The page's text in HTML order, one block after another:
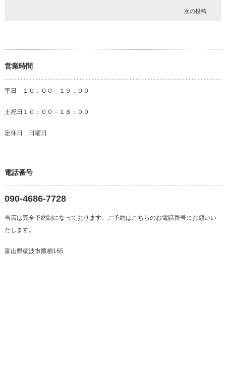
次の投稿
営業時間
平日 １０：００－１９：００
土祝日１０：００－１８：００
定休日 日曜日
電話番号
090-4686-7728
当店は完全予約制になっております。ご予約はこちらのお電話番号にお願いい
たします。
富山県砺波市鷹栖165